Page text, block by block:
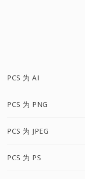
PCS 为 AI
PCS 为 PNG
PCS 为 JPEG
PCS 为 PS